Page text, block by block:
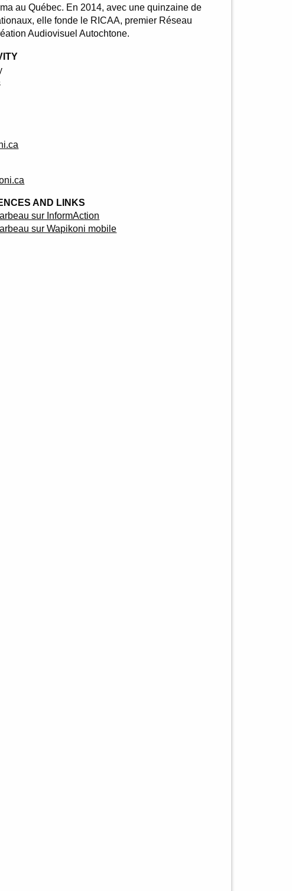
au Québec. En 2014, avec une quinzaine de
elle fonde le RICAA, premier Réseau
Audiovisuel Autochtone.
AND LINKS
sur InformAction
sur Wapikoni mobile